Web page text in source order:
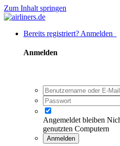
Zum Inhalt springen
Bereits registriert? Anmelden
Anmelden
Angemeldet bleiben
genutzten Computern
Anmelden